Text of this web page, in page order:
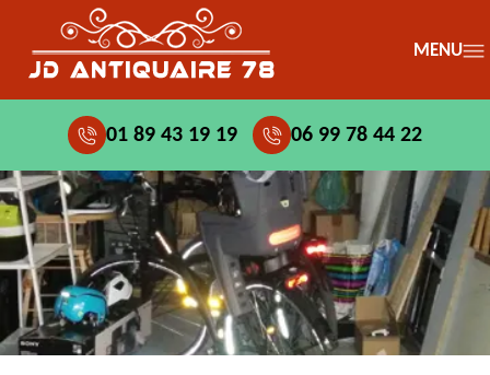
MENU
01 89 43 19 19 06 99 78 44 22